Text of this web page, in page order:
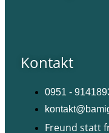
Kontakt
0951 -
Freund statt